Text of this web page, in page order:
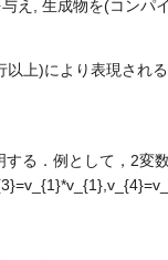
え, 生成物を(コン
上)により表現され
る．例として，2変